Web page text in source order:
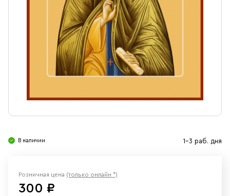
Ювелирные изделия
В наличии 1-3 раб. дня
Розничная цена (только онлайн *)
300 ₽